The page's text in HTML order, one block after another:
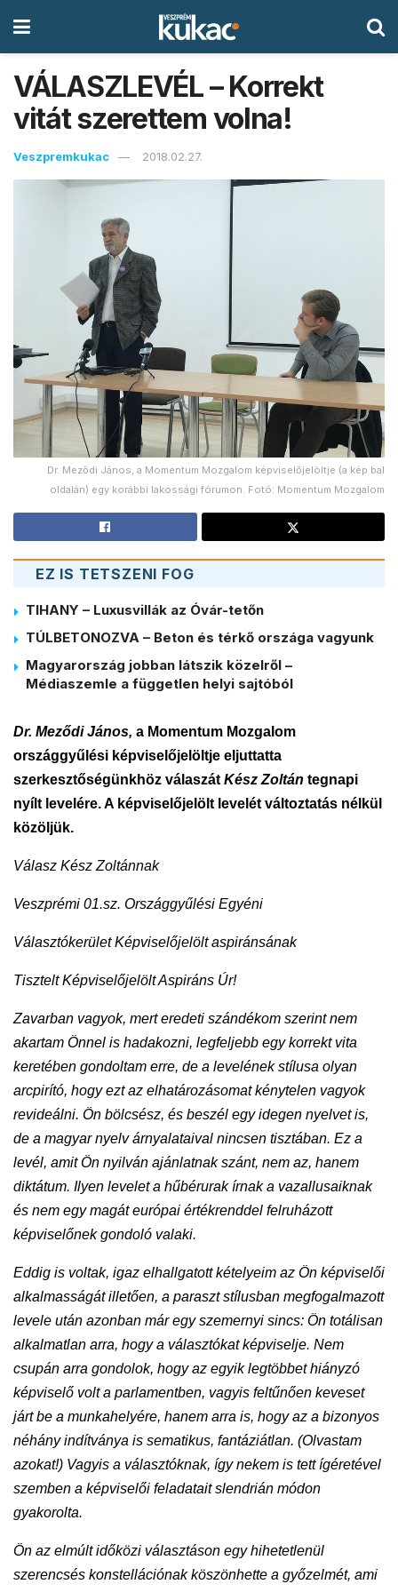
VÁLASZLEVÉL – Korrekt
vitát szerettem volna!
Veszpremkukac 2018.02.27.
Dr. Meződi János, a Momentum Mozgalom képviselőjelöltje (a kép bal
oldalán) egy korábbi lakossági fórumon. Fotó: Momentum Mozgalom
EZ IS TETSZENI FOG
TIHANY – Luxusvillák az Óvár-tetőn
TÚLBETONOZVA – Beton és térkő országa vagyunk
Magyarország jobban látszik közelről –
Médiaszemle a független helyi sajtóból
Dr. Meződi János, a Momentum Mozgalom
országgyűlési képviselőjelöltje eljuttatta
szerkesztőségünkhöz válaszát Kész Zoltán tegnapi
nyílt levelére. A képviselőjelölt levelét változtatás nélkül
közöljük.
Válasz Kész Zoltánnak
Veszprémi 01.sz. Országgyűlési Egyéni
Választókerület Képviselőjelölt aspiránsának
Tisztelt Képviselőjelölt Aspiráns Úr!
Zavarban vagyok, mert eredeti szándékom szerint nem
akartam Önnel is hadakozni, legfeljebb egy korrekt vita
keretében gondoltam erre, de a levelének stílusa olyan
arcpirító, hogy ezt az elhatározásomat kénytelen vagyok
revideálni. Ön bölcsész, és beszél egy idegen nyelvet is,
de a magyar nyelv árnyalataival nincsen tisztában. Ez a
levél, amit Ön nyilván ajánlatnak szánt, nem az, hanem
diktátum. Ilyen levelet a hűbérurak írnak a vazallusaiknak
és nem egy magát európai értékrenddel felruházott
képviselőnek gondoló valaki.
Eddig is voltak, igaz elhallgatott kételyeim az Ön képviselői
alkalmasságát illetően, a paraszt stílusban megfogalmazott
levele után azonban már egy szemernyi sincs: Ön totálisan
alkalmatlan arra, hogy a választókat képviselje. Nem
csupán arra gondolok, hogy az egyik legtöbbet hiányzó
képviselő volt a parlamentben, vagyis feltűnően keveset
járt be a munkahelyére, hanem arra is, hogy az a bizonyos
néhány indítványa is sematikus, fantáziátlan. (Olvastam
azokat!) Vagyis a választóknak, így nekem is tett ígéretével
szemben a képviselői feladatait slendrián módon
gyakorolta.
Ön az elmúlt időközi választáson egy hihetetlenül
szerencsés konstellációnak köszönhette a győzelmét, ami